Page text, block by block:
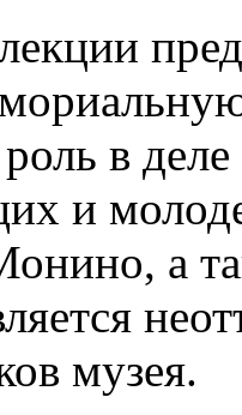
в
и
а
музея.